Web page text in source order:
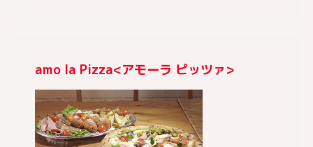
amo la Pizza<アモーラ ピッツァ>